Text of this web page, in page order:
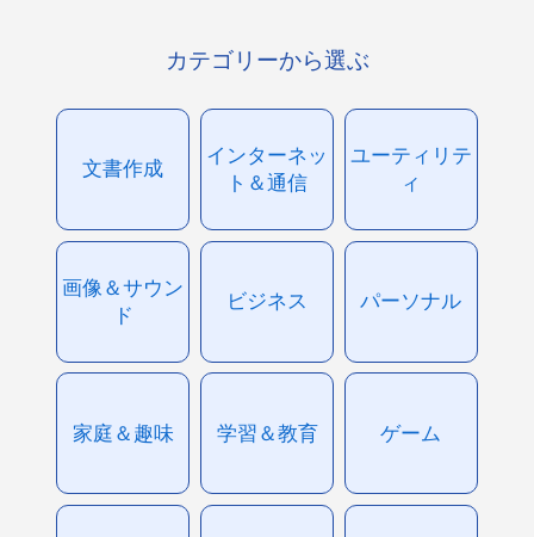
カテゴリーから選ぶ
文書作成
インターネッ
ト＆通信
ユーティリテ
ィ
画像＆サウン
ド
ビジネス パーソナル
家庭＆趣味 学習＆教育 ゲーム